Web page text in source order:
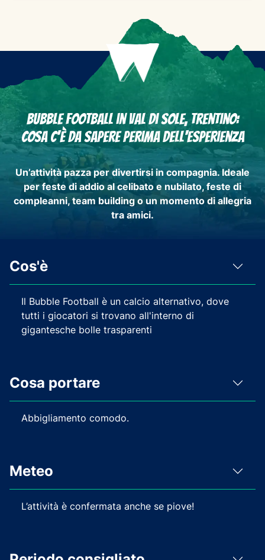
Bubble football in Val di Sole, Trentino:
Cosa c'è da sapere perima dell'esperienza
Un’attività pazza perdivertirsi in compagnia. Ideale
per feste di addio al celibato e nubilato, feste di
compleanni, team building o un momento di allegria
tra amici.
Cos'è
Il Bubble Football è un calcio alternativo, dove
tutti i giocatori si trovano all'interno di
gigantesche bolle trasparenti
Cosa portare
Abbigliamento comodo.
Meteo
L’attività è confermata anche se piove!